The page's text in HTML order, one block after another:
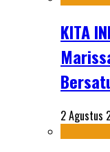
KITA
2 Agustus